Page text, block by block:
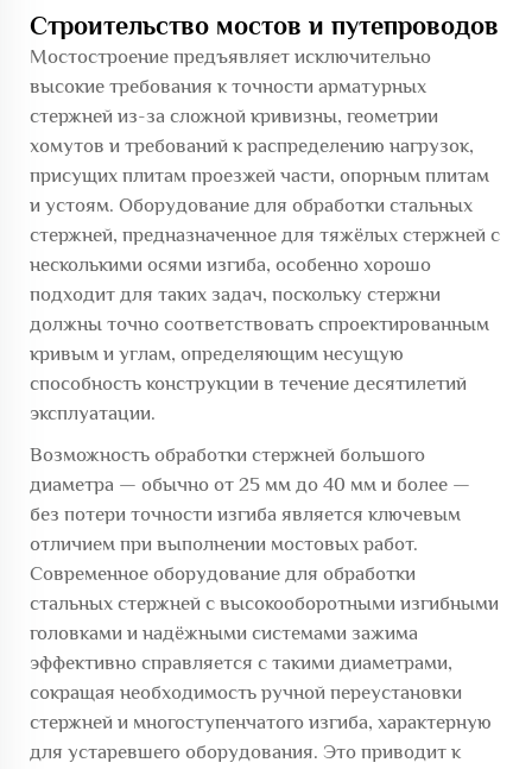
Строительство мостов и путепроводов
Мостостроение предъявляет исключительно
высокие требования к точности арматурных
стержней из-за сложной кривизны, геометрии
хомутов и требований к распределению нагрузок,
присущих плитам проезжей части, опорным плитам
и устоям. Оборудование для обработки стальных
стержней, предназначенное для тяжёлых стержней с
несколькими осями изгиба, особенно хорошо
подходит для таких задач, поскольку стержни
должны точно соответствовать спроектированным
кривым и углам, определяющим несущую
способность конструкции в течение десятилетий
эксплуатации.
Возможность обработки стержней большого
диаметра — обычно от 25 мм до 40 мм и более —
без потери точности изгиба является ключевым
отличием при выполнении мостовых работ.
Современное оборудование для обработки
стальных стержней с высокооборотными изгибными
головками и надёжными системами зажима
эффективно справляется с такими диаметрами,
сокращая необходимость ручной переустановки
стержней и многоступенчатого изгиба, характерную
для устаревшего оборудования. Это приводит к